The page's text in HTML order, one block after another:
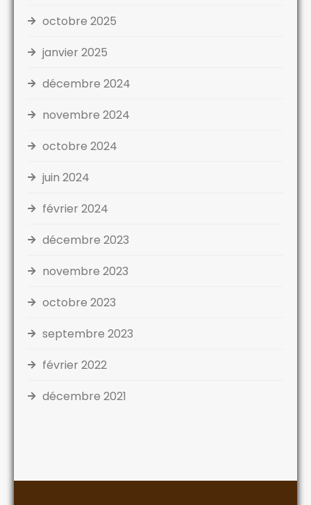
octobre 2025
janvier 2025
décembre 2024
novembre 2024
octobre 2024
juin 2024
février 2024
décembre 2023
novembre 2023
octobre 2023
septembre 2023
février 2022
décembre 2021